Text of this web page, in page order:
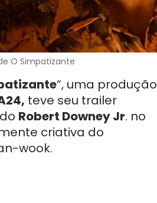
O Simpatizante
“, uma produção
teve seu trailer
Robert Downey Jr. no
criativa do
wook.